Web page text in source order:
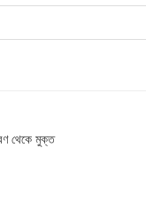
থেকে মুক্ত